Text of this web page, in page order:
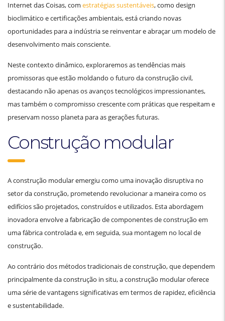
Internet das Coisas, com estratégias sustentáveis, como design
bioclimático e certificações ambientais, está criando novas
oportunidades para a indústria se reinventar e abraçar um modelo de
desenvolvimento mais consciente.
Neste contexto dinâmico, exploraremos as tendências mais
promissoras que estão moldando o futuro da construção civil,
destacando não apenas os avanços tecnológicos impressionantes,
mas também o compromisso crescente com práticas que respeitam e
preservam nosso planeta para as gerações futuras.
Construção modular
A construção modular emergiu como uma inovação disruptiva no
setor da construção, prometendo revolucionar a maneira como os
edifícios são projetados, construídos e utilizados. Esta abordagem
inovadora envolve a fabricação de componentes de construção em
uma fábrica controlada e, em seguida, sua montagem no local de
construção.
Ao contrário dos métodos tradicionais de construção, que dependem
principalmente da construção in situ, a construção modular oferece
uma série de vantagens significativas em termos de rapidez, eficiência
e sustentabilidade.